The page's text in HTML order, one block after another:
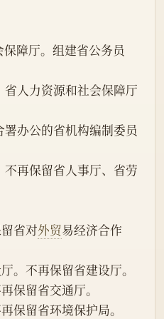
人力资源和社会保障厅
办公的省机构编制委员
不再保留省人事厅、省劳
留省对
外贸易经济合作
厅。不再保留省建设厅。
保留省交通厅。
再保留省环境保护局。